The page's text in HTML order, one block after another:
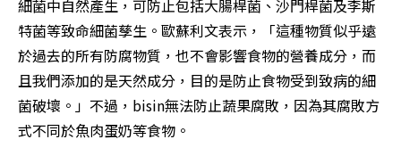
細菌中自然產生，可防止包括大腸桿菌、沙門桿菌及李斯
特菌等致命細菌孳生。歐蘇利文表示，「這種物質似乎遠
於過去的所有防腐物質，也不會影響食物的營養成分，而
且我們添加的是天然成分，目的是防止食物受到致病的細
菌破壞。」不過，bisin無法防止蔬果腐敗，因為其腐敗方
式不同於魚肉蛋奶等食物。